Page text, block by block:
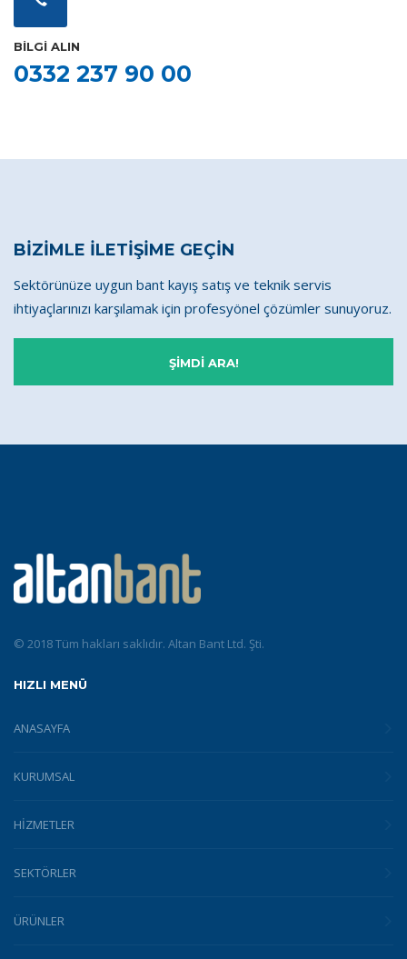
BİLGİ ALIN
0332 237 90 00
BİZİMLE İLETİŞİME GEÇİN
Sektörünüze uygun bant kayış satış ve teknik servis
ihtiyaçlarınızı karşılamak için profesyönel çözümler sunuyoruz.
ŞİMDİ ARA!
© 2018 Tüm hakları saklıdır. Altan Bant Ltd. Şti.
HIZLI MENÜ
ANASAYFA
KURUMSAL
HİZMETLER
SEKTÖRLER
ÜRÜNLER